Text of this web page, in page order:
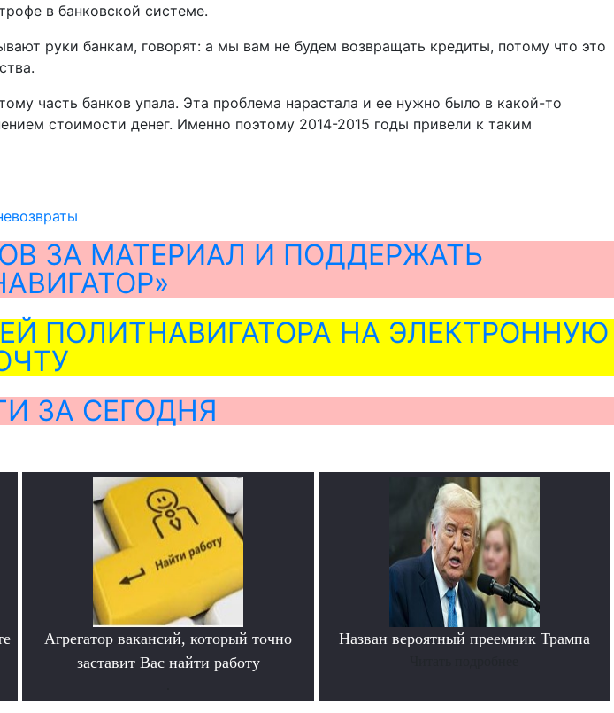
в банковской системе.
руки банкам, говорят: а мы вам не будем возвращать кредиты, потому что это
часть банков упала. Эта проблема нарастала и ее нужно было в какой-то
стоимости денег. Именно поэтому 2014-2015 годы привели к таким
ЗА МАТЕРИАЛ И ПОДДЕРЖАТЬ
ПОЛИТНАВИГАТОРА НА ЭЛЕКТРОННУЮ
ЗА СЕГОДНЯ
Агрегатор вакансий, который точно
заставит Вас найти работу
Назван вероятный преемник Трампа